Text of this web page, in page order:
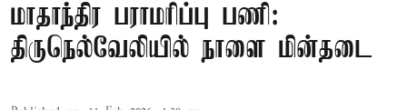
மாதாந்திர பராமரிப்பு பணி:
திருநெல்வேலியில் நாளை மின்தடை